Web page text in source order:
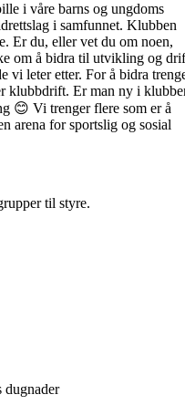
i våre barns og ungdoms
i samfunnet. Klubben
Er du, eller vet du om noen,
om å bidra til utvikling og
vi leter etter. For å bidra
klubbdrift. Er man ny i
😊 Vi trenger flere som er å
arena for sportslig og sosial
til styre.